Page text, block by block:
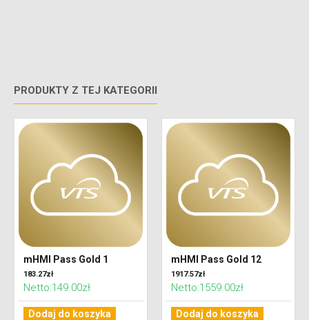
PRODUKTY Z TEJ KATEGORII
mHMI Pass Gold 1
183.27zł
Netto:149.00zł
Dodaj do koszyka
mHMI Pass Gold 12
1917.57zł
Netto:1559.00zł
Dodaj do koszyka